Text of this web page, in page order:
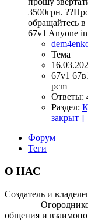
3500грн.
обращайтесь
67v1 Anyone
Тема
67v1
pcm
Ответы:
Раздел:
закрыт ]
Форум
Теги
О НАС
Создатель и
общения и